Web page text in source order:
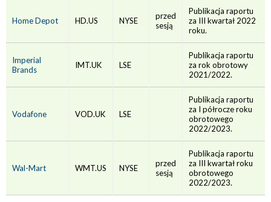
Home Depot HD.US NYSE
przed
sesją
Publikacja raportu
za III kwartał 2022
roku.
Imperial
Brands
IMT.UK LSE
Publikacja raportu
za rok obrotowy
2021/2022.
Vodafone VOD.UK LSE
Publikacja raportu
za I półrocze roku
obrotowego
2022/2023.
Wal-Mart WMT.US NYSE
przed
sesją
Publikacja raportu
za III kwartał roku
obrotowego
2022/2023.